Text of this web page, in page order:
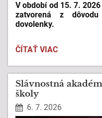
V období od 15. 7.
zatvorená z dôvodu
dovolenky.
ÚRADNÉ
POČAS
LETNÝCH
PRÁZDNIN:
ČÍTAŤ VIAC
Slávnostná
školy
6. 7. 2026